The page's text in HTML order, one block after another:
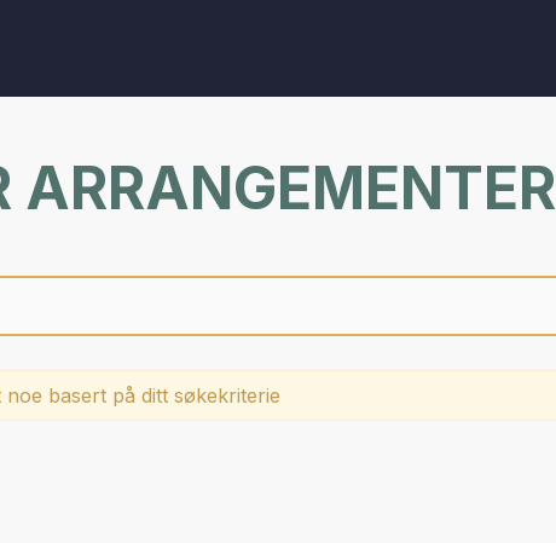
ARRANGEMENTER
basert på ditt søkekriterie